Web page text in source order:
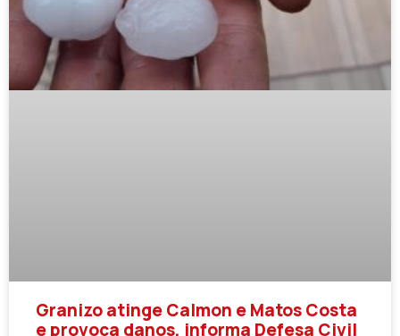
Granizo atinge Calmon e Matos Costa
e provoca danos, informa Defesa Civil